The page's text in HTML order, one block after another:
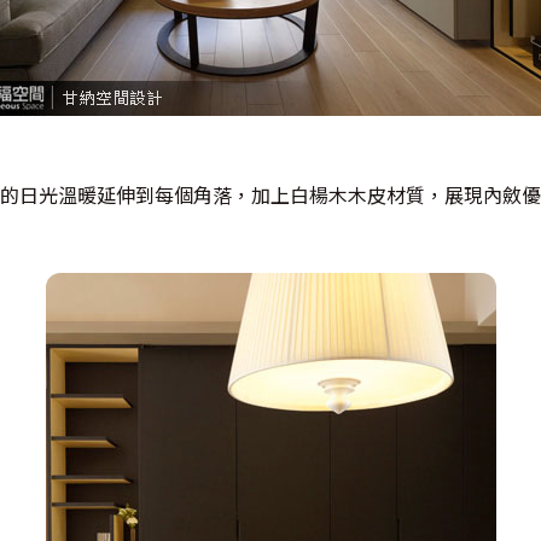
日光溫暖延伸到每個角落，加上白楊木木皮材質，展現內斂